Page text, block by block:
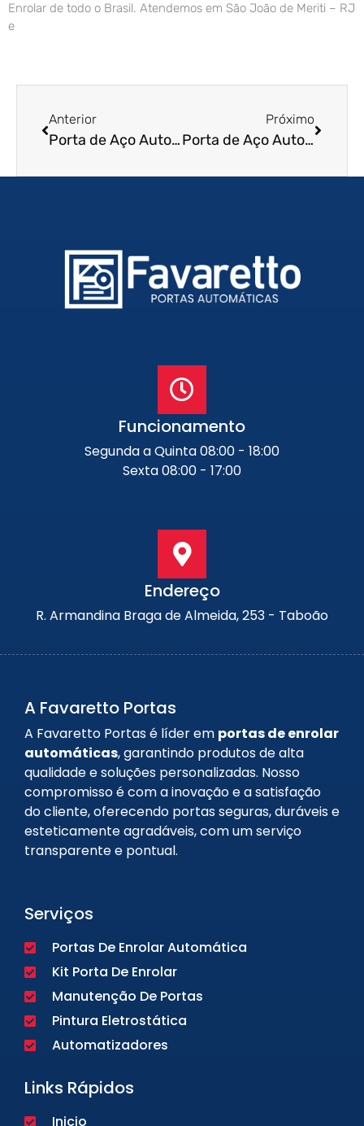
Enrolar de todo o Brasil. Atendemos em São João de Meriti – RJ
e
Anterior
Porta de Aço Automatizada em Louveira – SP
Próximo
Porta de Aço Automatizada em Mairinque – SP
Funcionamento
Segunda a Quinta 08:00 - 18:00
Sexta 08:00 - 17:00
Endereço
R. Armandina Braga de Almeida, 253 - Taboão
A Favaretto Portas
A Favaretto Portas é líder em portas de enrolar
automáticas, garantindo produtos de alta
qualidade e soluções personalizadas. Nosso
compromisso é com a inovação e a satisfação
do cliente, oferecendo portas seguras, duráveis e
esteticamente agradáveis, com um serviço
transparente e pontual.
Serviços
Portas De Enrolar Automática
Kit Porta De Enrolar
Manutenção De Portas
Pintura Eletrostática
Automatizadores
Links Rápidos
Inicio